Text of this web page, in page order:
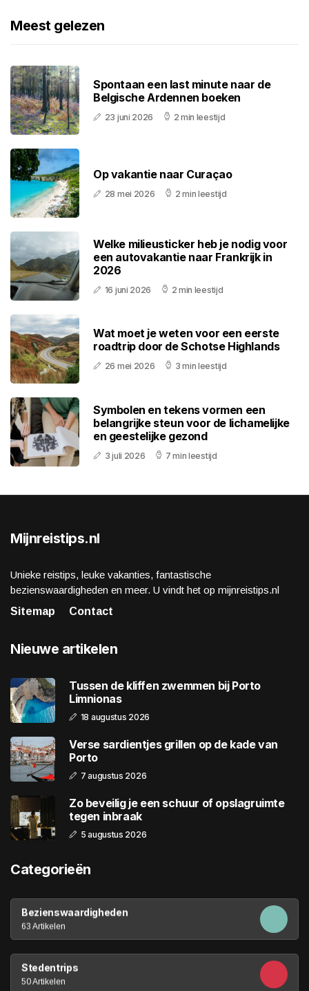
Meest gelezen
Spontaan een last minute naar de
Belgische Ardennen boeken
23 juni 2026 2 min leestijd
Op vakantie naar Curaçao
28 mei 2026 2 min leestijd
Welke milieusticker heb je nodig voor
een autovakantie naar Frankrijk in
2026
16 juni 2026 2 min leestijd
Wat moet je weten voor een eerste
roadtrip door de Schotse Highlands
26 mei 2026 3 min leestijd
Symbolen en tekens vormen een
belangrijke steun voor de lichamelijke
en geestelijke gezond
3 juli 2026 7 min leestijd
Mijnreistips.nl
Unieke reistips, leuke vakanties, fantastische
bezienswaardigheden en meer. U vindt het op mijnreistips.nl
Sitemap
Contact
Nieuwe artikelen
Tussen de kliffen zwemmen bij Porto
Limnionas
18 augustus 2026
Verse sardientjes grillen op de kade van
Porto
7 augustus 2026
Zo beveilig je een schuur of opslagruimte
tegen inbraak
5 augustus 2026
Categorieën
Bezienswaardigheden
63 Artikelen
Stedentrips
50 Artikelen